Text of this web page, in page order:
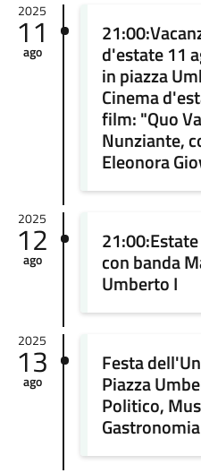
2025
11
ago d'estate 11
in piazza
Cinema
film: "Quo
Nunziante,
Eleonora
2025
12
ago con banda
Umberto I
2025
13
ago
Festa
Piazza
Politico,
Gastronomia